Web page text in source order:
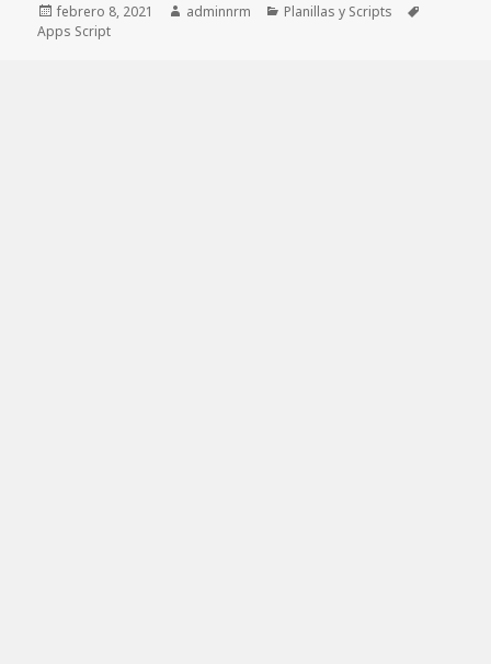
Publicado
el
febrero 8, 2021 Autor
adminnrm Categorías
Planillas y Scripts
Apps Script